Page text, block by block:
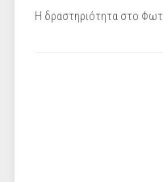
Η δραστηριότητα στο